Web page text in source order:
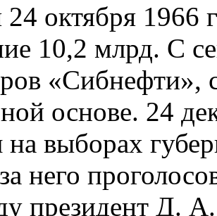
24 октября 1966
10,2 млрд. С
«Сибнефти»,
основе. 24
выборах
него
президент Д.